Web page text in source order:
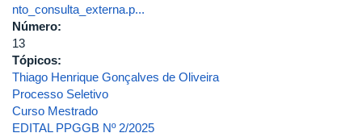
nto_consulta_externa.p...
Número:
13
Tópicos:
Thiago Henrique Gonçalves de Oliveira
Processo Seletivo
Curso Mestrado
EDITAL PPGGB Nº 2/2025